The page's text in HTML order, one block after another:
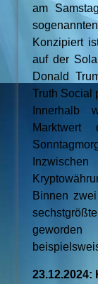
am
Konzipiert
auf der
Donald
Truth Social
Innerhalb
Binnen